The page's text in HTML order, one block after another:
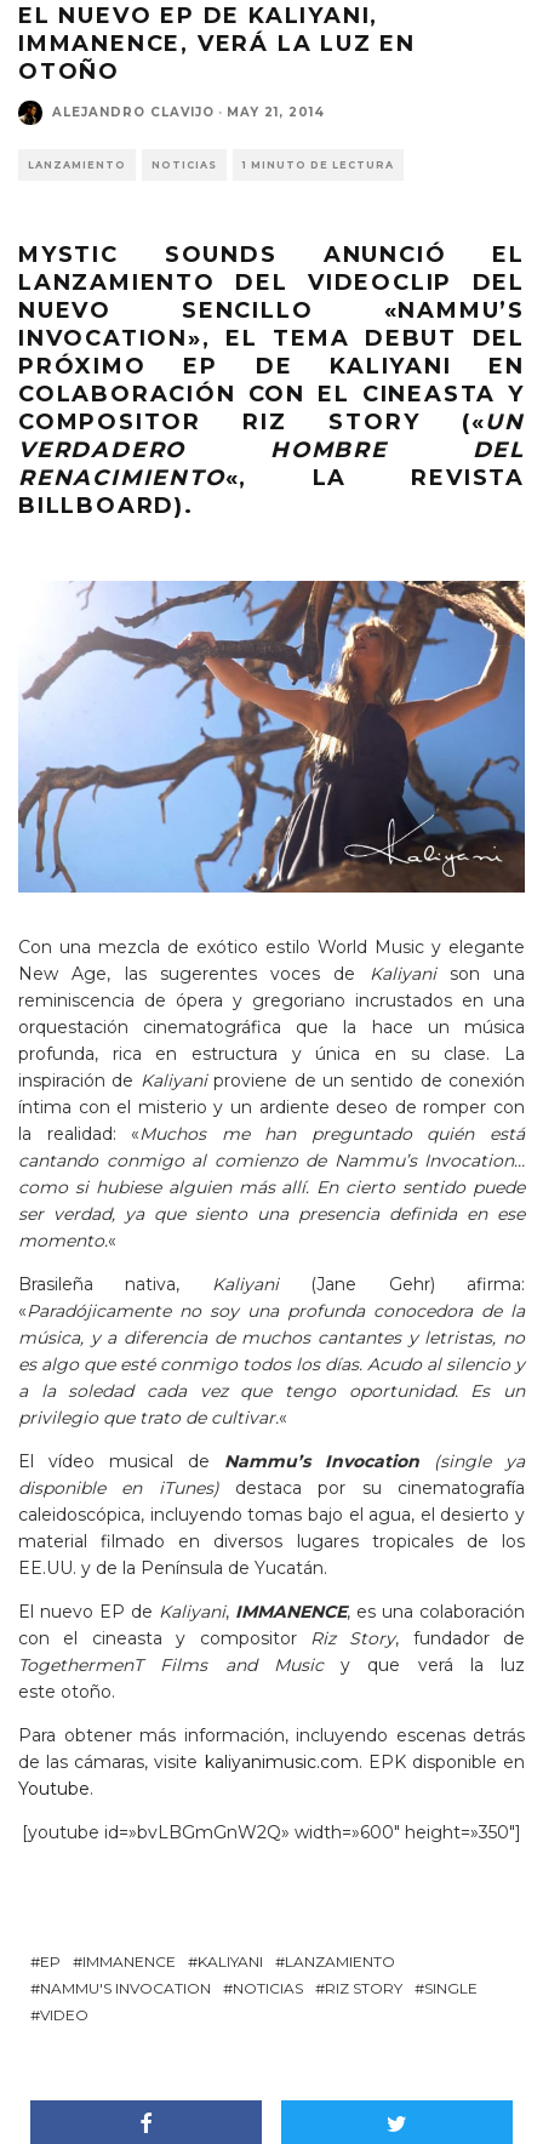
EL NUEVO EP DE KALIYANI,
IMMANENCE, VERÁ LA LUZ EN
OTOÑO
ALEJANDRO CLAVIJO · MAY 21, 2014
LANZAMIENTO NOTICIAS 1 MINUTO DE LECTURA
MYSTIC SOUNDS ANUNCIÓ EL
LANZAMIENTO DEL VIDEOCLIP DEL
NUEVO SENCILLO «NAMMU’S
INVOCATION», EL TEMA DEBUT DEL
PRÓXIMO EP DE KALIYANI EN
COLABORACIÓN CON EL CINEASTA Y
COMPOSITOR RIZ STORY («UN
VERDADERO HOMBRE DEL
RENACIMIENTO«, LA REVISTA
BILLBOARD).
Con una mezcla de exótico estilo World Music y elegante
New Age, las sugerentes voces de Kaliyanison una
reminiscencia de ópera y gregoriano incrustados en una
orquestación cinematográfica que la hace un música
profunda, rica en estructura y única en su clase. La
inspiración de Kaliyaniproviene de un sentido de conexión
íntima con el misterio y un ardiente deseo de romper con
la realidad: «Muchos me han preguntado quién está
cantando conmigo al comienzo de Nammu’s Invocation…
como si hubiese alguien más allí. En cierto sentido puede
ser verdad, ya que siento una presencia definida en ese
momento.«
Brasileña nativa, Kaliyani(Jane Gehr) afirma:
«Paradójicamente no soy una profunda conocedora de la
música, y a diferencia de muchos cantantes y letristas, no
es algo que esté conmigo todos los días. Acudo al silencio y
a la soledad cada vez que tengo oportunidad. Es un
privilegio que trato de cultivar.«
El vídeo musical de Nammu’s Invocation (single
ya
disponible en iTunes)destaca por su cinematografía
caleidoscópica, incluyendo tomas bajo el agua, el desierto y
material filmado en diversos lugares tropicales de los
EE.UU. y de la Península de Yucatán.
El nuevo EP de Kaliyani, IMMANENCE, es una colaboración
con el cineasta y compositor Riz Story, fundador de
TogethermenT Films and Musicy que verá la luz
este otoño.
Para obtener más información, incluyendo escenas detrás
de las cámaras, visite kaliyanimusic.com. EPK disponible en
Youtube.
[youtube id=»bvLBGmGnW2Q» width=»600″ height=»350″]
EP IMMANENCE KALIYANI
LANZAMIENTO
NAMMU'S INVOCATION
NOTICIAS RIZ STORY
SINGLE
VIDEO